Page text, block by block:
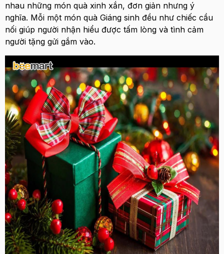
nhau những món quà xinh xắn, đơn giản nhưng ý
nghĩa. Mỗi một món quà Giáng sinh đều như chiếc cầu
nối giúp người nhận hiểu được tấm lòng và tình cảm
người tặng gửi gắm vào.